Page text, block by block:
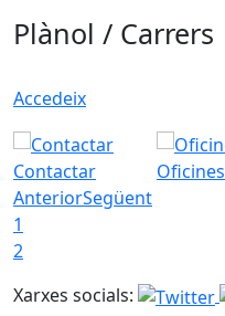
Plànol / Carrers
Accedeix
Contactar Oficines
AnteriorSegüent
1
2
Xarxes socials: